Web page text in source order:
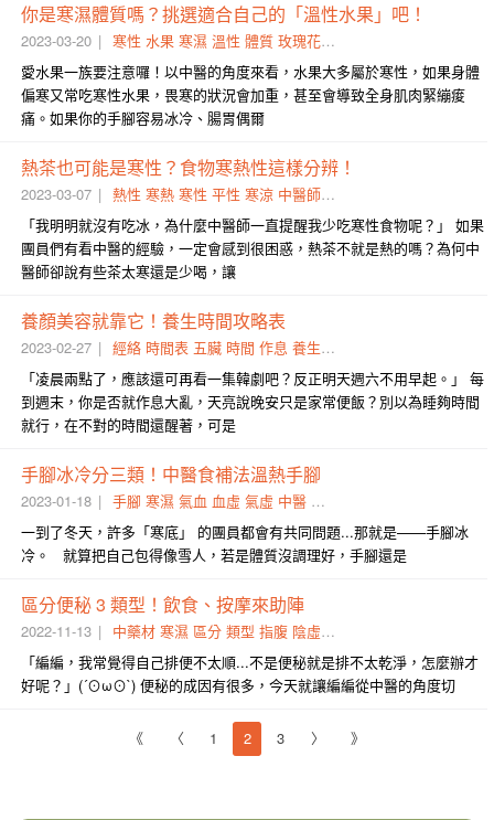
你是寒濕體質嗎？挑選適合自己的「溫性水果」吧！
2023-03-20 寒性 水果 寒濕 溫性 體質 玫瑰花 花茶
愛水果一族要注意囉！以中醫的角度來看，水果大多屬於寒性，如果身體
偏寒又常吃寒性水果，畏寒的狀況會加重，甚至會導致全身肌肉緊繃痠
痛。如果你的手腳容易冰冷、腸胃偶爾
熱茶也可能是寒性？食物寒熱性這樣分辨！
2023-03-07 熱性 寒熱 寒性 平性 寒涼 中醫師 發熱
「我明明就沒有吃冰，為什麼中醫師一直提醒我少吃寒性食物呢？」 如果
團員們有看中醫的經驗，一定會感到很困惑，熱茶不就是熱的嗎？為何中
醫師卻說有些茶太寒還是少喝，讓
養顏美容就靠它！養生時間攻略表
2023-02-27 經絡 時間表 五臟 時間 作息 養生 養顏
「凌晨兩點了，應該還可再看一集韓劇吧？反正明天週六不用早起。」 每
到週末，你是否就作息大亂，天亮說晚安只是家常便飯？別以為睡夠時間
就行，在不對的時間還醒著，可是
手腳冰冷分三類！中醫食補法溫熱手腳
2023-01-18 手腳 寒濕 氣血 血虛 氣虛 中醫 體質
一到了冬天，許多「寒底」 的團員都會有共同問題...那就是——手腳冰
冷。 就算把自己包得像雪人，若是體質沒調理好，手腳還是
區分便秘 3 類型！飲食、按摩來助陣
2022-11-13 中藥材 寒濕 區分 類型 指腹 陰虛 解決之道
「編編，我常覺得自己排便不太順...不是便秘就是排不太乾淨，怎麼辦才
好呢？」(´⊙ω⊙`) 便秘的成因有很多，今天就讓編編從中醫的角度切
《 〈 1 2 3 〉 》